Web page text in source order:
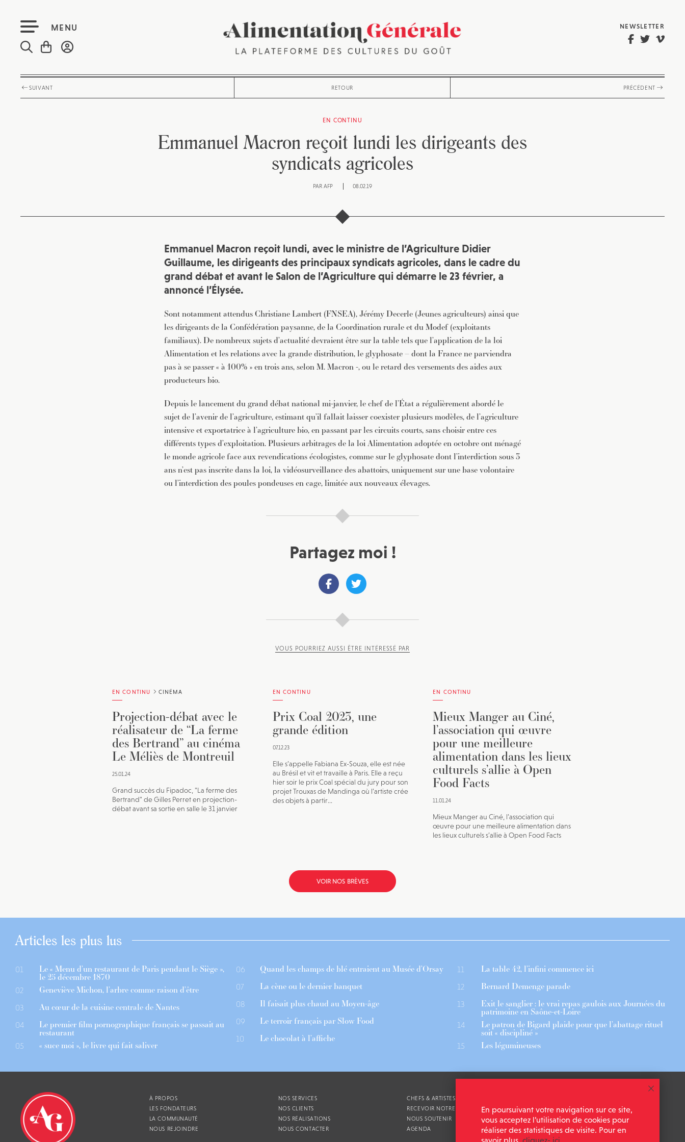
MENU NEWSLETTER
SUIVANT RETOUR PRÉCÉDENT
EN CONTINU
Emmanuel Macron reçoit lundi les dirigeants des
syndicats agricoles
PAR AFP 08.02.19
Emmanuel Macron reçoit lundi, avec le ministre de l’Agriculture Didier
Guillaume, les dirigeants des principaux syndicats agricoles, dans le cadre du
grand débat et avant le Salon de l’Agriculture qui démarre le 23 février, a
annoncé l’Élysée.
Sont notamment attendus Christiane Lambert (FNSEA), Jérémy Decerle (Jeunes agriculteurs) ainsi que
les dirigeants de la Confédération paysanne, de la Coordination rurale et du Modef (exploitants
familiaux). De nombreux sujets d’actualité devraient être sur la table tels que l’application de la loi
Alimentation et les relations avec la grande distribution, le glyphosate – dont la France ne parviendra
pas à se passer « à 100% » en trois ans, selon M. Macron -, ou le retard des versements des aides aux
producteurs bio.
Depuis le lancement du grand débat national mi-janvier, le chef de l’État a régulièrement abordé le
sujet de l’avenir de l’agriculture, estimant qu’il fallait laisser coexister plusieurs modèles, de l’agriculture
intensive et exportatrice à l’agriculture bio, en passant par les circuits courts, sans choisir entre ces
différents types d’exploitation. Plusieurs arbitrages de la loi Alimentation adoptée en octobre ont ménagé
le monde agricole face aux revendications écologistes, comme sur le glyphosate dont l’interdiction sous 3
ans n’est pas inscrite dans la loi, la vidéosurveillance des abattoirs, uniquement sur une base volontaire
ou l’interdiction des poules pondeuses en cage, limitée aux nouveaux élevages.
Partagez moi !
VOUS POURRIEZ AUSSI ÊTRE INTÉRESSÉ PAR
EN CONTINU CINÉMA
Projection-débat avec le
réalisateur de “La ferme
des Bertrand” au cinéma
Le Méliès de Montreuil
25.01.24
Grand succès du Fipadoc, "La ferme des
Bertrand" de Gilles Perret en projection-
débat avant sa sortie en salle le 31 janvier
EN CONTINU
Prix Coal 2023, une
grande édition
07.12.23
Elle s’appelle Fabiana Ex-Souza, elle est née
au Brésil et vit et travaille à Paris. Elle a reçu
hier soir le prix Coal spécial du jury pour son
projet Trouxas de Mandinga où l’artiste crée
des objets à partir...
EN CONTINU
Mieux Manger au Ciné,
l’association qui œuvre
pour une meilleure
alimentation dans les lieux
culturels s’allie à Open
Food Facts
11.01.24
Mieux Manger au Ciné, l’association qui
œuvre pour une meilleure alimentation dans
les lieux culturels s’allie à Open Food Facts
VOIR NOS BRÈVES
Articles les plus lus
01 Le « Menu d’un restaurant de Paris pendant le Siège »,
le 25 décembre 1870
02 Geneviève Michon, l’arbre comme raison d’être
03 Au cœur de la cuisine centrale de Nantes
04 Le premier film pornographique français se passait au
restaurant
05 « suce moi », le livre qui fait saliver
06 Quand les champs de blé entraient au Musée d’Orsay
07 La cène ou le dernier banquet
08 Il faisait plus chaud au Moyen-âge
09 Le terroir français par Slow Food
10 Le chocolat à l’affiche
11 La table 42, l’infini commence ici
12 Bernard Demenge parade
13 Exit le sanglier : le vrai repas gaulois aux Journées du
patrimoine en Saône-et-Loire
14 Le patron de Bigard plaide pour que l’abattage rituel
soit « discipliné »
15 Les légumineuses
À PROPOS
LES FONDATEURS
LA COMMUNAUTÉ
NOUS REJOINDRE
NOS SERVICES
NOS CLIENTS
NOS RÉALISATIONS
NOUS CONTACTER
CHEFS & ARTISTES ASSOCIÉS
RECEVOIR NOTRE NEWSLETTER
NOUS SOUTENIR
AGENDA
MENTIONS LÉGALES
En poursuivant votre navigation sur ce site,
vous acceptez l’utilisation de cookies pour
réaliser des statistiques de visite. Pour en
savoir plus, cliquez- ici